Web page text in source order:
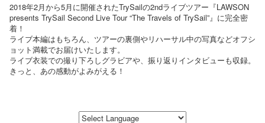
2018年2月から5月に開催されたTrySailの2ndライブツアー『LAWSON
presents TrySail Second Live Tour “The Travels of TrySail”』に完全密
着！
ライブ本編はもちろん、ツアーの裏側やリハーサル中の写真などオフシ
ョット満載でお届けいたします。
ライブ衣装での撮り下ろしグラビアや、振り返りインタビューも収録。
きっと、あの感動がよみがえる！